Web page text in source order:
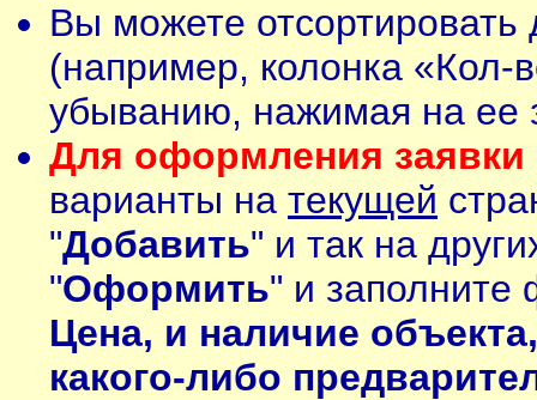
Вы можете
(например, колонка «Кол-
убыванию, нажимая на ее
Для оформления заявки
варианты на текущей
"Добавить" и так на
"Оформить" и заполните
Цена, и наличие
какого-либо